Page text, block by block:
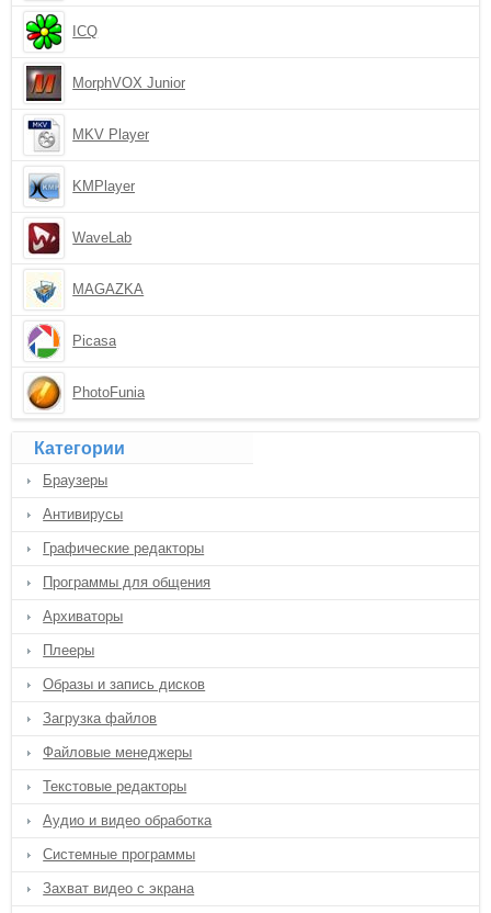
ICQ
MorphVOX Junior
MKV Player
KMPlayer
WaveLab
MAGAZKA
Picasa
PhotoFunia
Категории
Браузеры
Антивирусы
Графические редакторы
Программы для общения
Архиваторы
Плееры
Образы и запись дисков
Загрузка файлов
Файловые менеджеры
Текстовые редакторы
Аудио и видео обработка
Системные программы
Захват видео с экрана